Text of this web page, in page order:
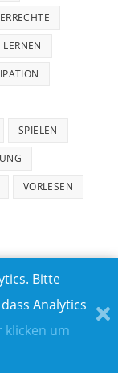
LERNEN
SPIELEN
VORLESEN
IMPRESSUM
Bitte
Analytics
klicken um